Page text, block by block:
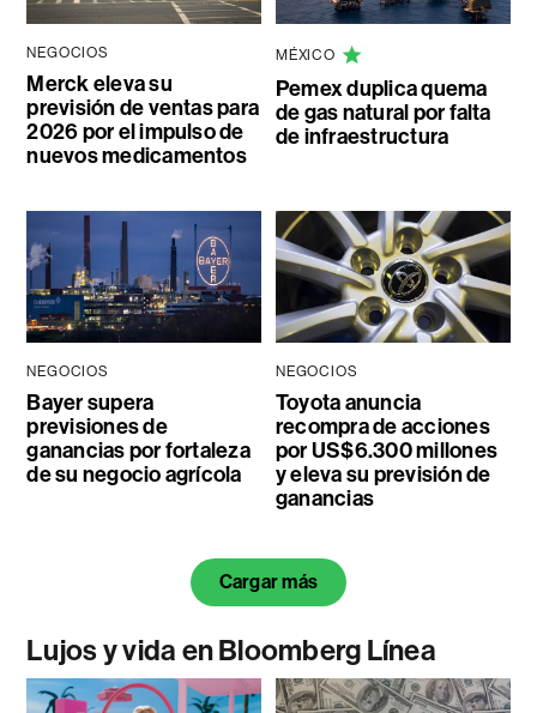
NEGOCIOS
Merck eleva su
previsión de ventas para
2026 por el impulso de
nuevos medicamentos
MÉXICO
Pemex duplica quema
de gas natural por falta
de infraestructura
NEGOCIOS
Bayer supera
previsiones de
ganancias por fortaleza
de su negocio agrícola
NEGOCIOS
Toyota anuncia
recompra de acciones
por US$6.300 millones
y eleva su previsión de
ganancias
Cargar más
Lujos y vida en Bloomberg Línea